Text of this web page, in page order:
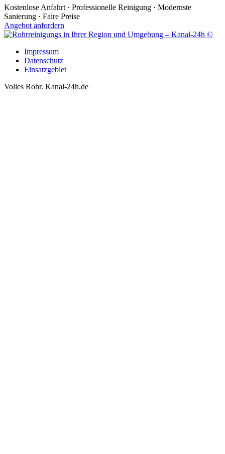
Kostenlose Anfahrt · Professionelle Reinigung · Modernste
Sanierung · Faire Preise
Angebot anfordern
Impressum
Datenschutz
Einsatzgebiet
Volles Rohr. Kanal-24h.de